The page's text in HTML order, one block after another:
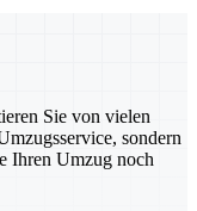
Sie von vielen
sondern
Ihren Umzug noch